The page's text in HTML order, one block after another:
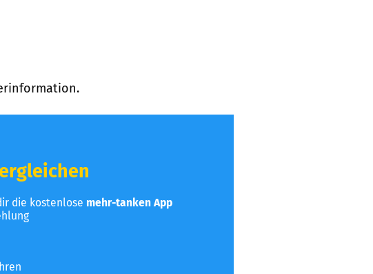
die kostenlose mehr-tanken App